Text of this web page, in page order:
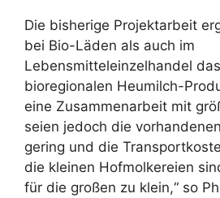
Die bisherige Projektarbeit
bei Bio-Läden als auch im
Lebensmitteleinzelhandel
bioregionalen Heumilch-
eine Zusammenarbeit mit
seien jedoch die
gering und die
die kleinen Hofmolkereien
für die großen zu klein,“ so